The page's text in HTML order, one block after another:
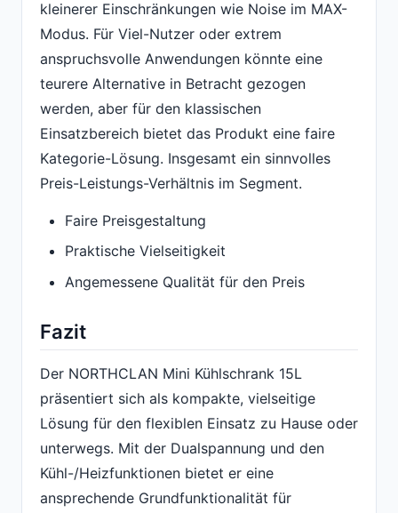
kleinerer Einschränkungen wie Noise im MAX-
Modus. Für Viel-Nutzer oder extrem
anspruchsvolle Anwendungen könnte eine
teurere Alternative in Betracht gezogen
werden, aber für den klassischen
Einsatzbereich bietet das Produkt eine faire
Kategorie-Lösung. Insgesamt ein sinnvolles
Preis-Leistungs-Verhältnis im Segment.
Faire Preisgestaltung
Praktische Vielseitigkeit
Angemessene Qualität für den Preis
Fazit
Der NORTHCLAN Mini Kühlschrank 15L
präsentiert sich als kompakte, vielseitige
Lösung für den flexiblen Einsatz zu Hause oder
unterwegs. Mit der Dualspannung und den
Kühl-/Heizfunktionen bietet er eine
ansprechende Grundfunktionalität für